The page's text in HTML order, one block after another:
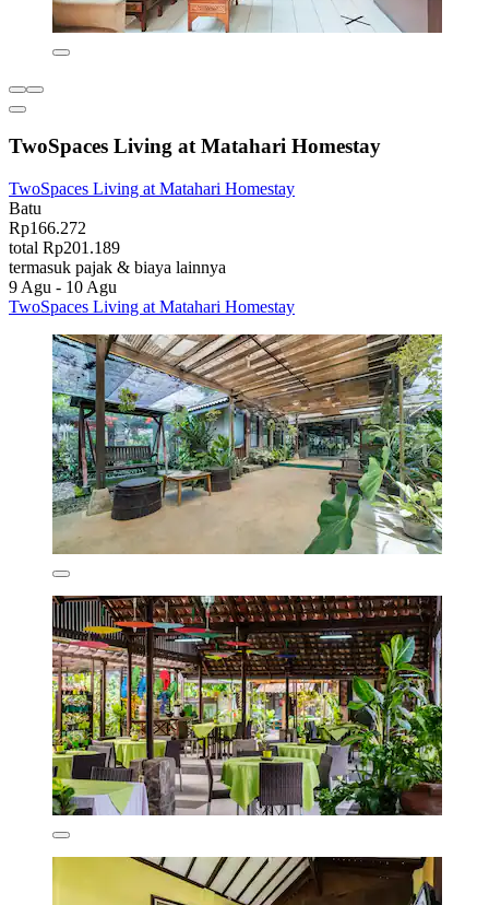
TwoSpaces Living at Matahari Homestay
TwoSpaces Living at Matahari Homestay
Batu
Rp166.272
total Rp201.189
termasuk pajak & biaya lainnya
9 Agu - 10 Agu
TwoSpaces Living at Matahari Homestay